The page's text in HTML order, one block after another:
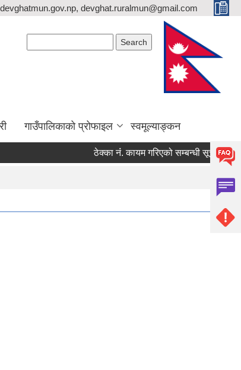
devghat.ruralmun@gmail.com
गाउँपालिकाको प्रोफाइल स्वमूल्याङ्कन
ठेक्का नंं. कायम गरिएको सम्बन्धी सूचना !